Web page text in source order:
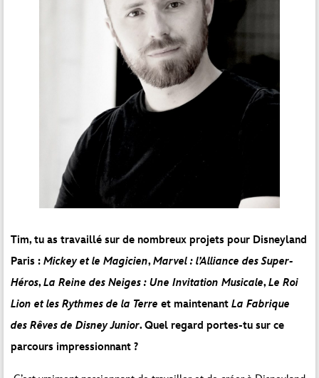
Tim, tu as travaillé sur de nombreux projets pour Disneyland
Paris : Mickey et le Magicien,Marvel : l’Alliance des Super-
Héros,La Reine des Neiges : Une Invitation Musicale,Le Roi
Lion et les Rythmes de la Terre et maintenant La Fabrique
des Rêves de Disney Junior. Quel regard portes-tu sur ce
parcours impressionnant ?